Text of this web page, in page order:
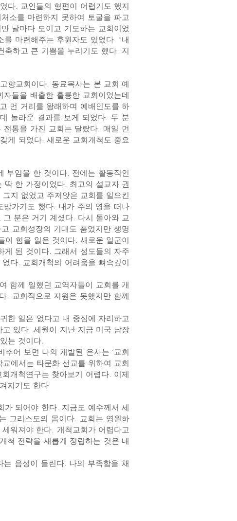
다. 교인들의 형편이 어렵기도 했지
소를 마련하지 못하여 토굴을 파고
날마다 모이고 기도하는 교회이었
마련해주는 후원자도 있었다. “내
축하고 큰 기쁨을 누리기도 했다. 지
향교회이다. 동료목사는 본 교회 예
들을 배출한 훌륭한 교회이었는데
먼 거리를 왕래하며 예배인도를 하
놀라운 결과를 보게 되었다. 두 분
통을 가진 교회는 달랐다. 매일 먼
게 되었다. 새로운 교회개척도 중요
부임을 한 것이다. 전에는 활동적인
한 가정이었다. 최고의 설교자 권
지 없었고 주저앉은 교회를 일으킨
가기도 했다. 내가 주의 영을 떠나
분은 거기 계셨다. 다시 돌아와 교
교회성장의 기대도 품었지만 생명
이 힘을 잃은 것이다. 새로운 일군이
된 것이다. 그래서 성도들의 자주
다. 교회개척의 어려움을 뼈속깊이
함께 일했던 교역자들이 교회를 개
. 교회적으로 지원은 못했지만 함께
한 일은 없다고 내 중심에 자리하고
있다. 세월이 지난 지금 미국 남장
는 것이다.
추어 보면 나의 개발된 은사는 ‘교회
에서는 타문화 선교를 위하여 교회
개척연구는 찾아보기 어렵다. 이제
지기도 한다.
되어야 한다. 지금도 예수께서 세
그리스도의 몸이다. 교회는 영원하
워져야 한다. 개척교회가 어렵다고
척 전략을 새롭게 정립하는 것은 내
음성이 들린다. 나의 부족함을 채